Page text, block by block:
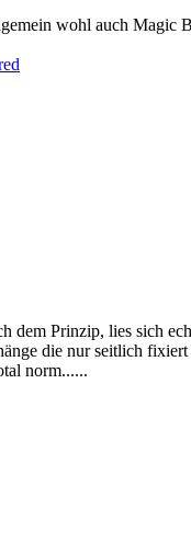
wohl auch Magic
dem Prinzip, lies sich
die nur seitlich
norm......